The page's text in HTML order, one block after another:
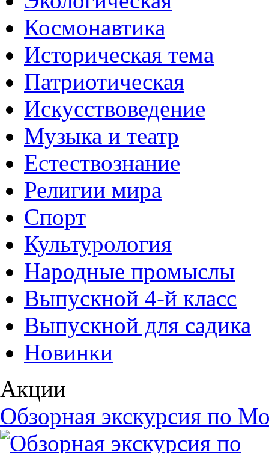
Космонавтика
Историческая тема
Патриотическая
Искусствоведение
Музыка и театр
Естествознание
Религии мира
Спорт
Культурология
Народные промыслы
Выпускной 4-й класс
Выпускной для садика
Новинки
Акции
Обзорная экскурсия по